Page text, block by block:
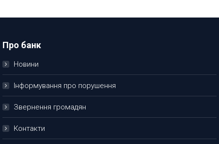
Про банк
Новини
Інформування про порушення
Звернення громадян
Контакти